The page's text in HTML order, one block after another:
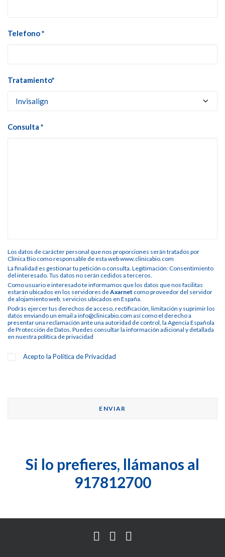
Telefono *
Tratamiento*
Consulta *
Los datos de carácter personal que nos proporciones serán tratados por
Clínica Bio como responsable de esta web www.clinicabio.com
La finalidad es gestionar tu petición o consulta. Legitimación: Consentimiento
del interesado. Tus datos no serán cedidos a terceros.
Como usuario e interesado te informamos que los datos que nos facilitas
estarán ubicados en los servidores deAxarnet como proveedor del servidor
de alojamiento web, servicios ubicados en España.
Podrás ejercer tus derechos de acceso, rectificación, limitación y suprimir los
datos enviando un email a info@clinicabio.com así como el derecho a
presentar una reclamación ante una autoridad de control, la Agencia Española
de Protección de Datos. Puedes consultar la información adicional y detallada
en nuestra política de privacidad
Acepto laPolítica de Privacidad
Si lo prefieres, llámanos al
917812700